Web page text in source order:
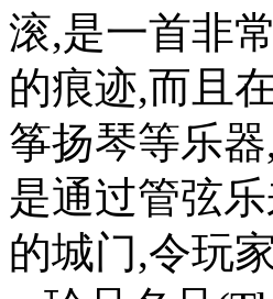
滚,是一首非
的痕迹,而且
筝扬琴等乐
是通过管弦
的城门,令玩